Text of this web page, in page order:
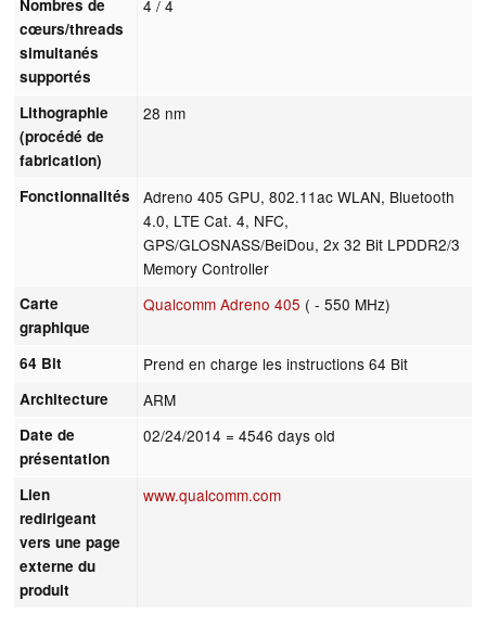
Nombres de
cœurs/threads
simultanés
supportés
4 / 4
Lithographie
(procédé de
fabrication)
28 nm
Fonctionnalités
Adreno 405 GPU, 802.11ac WLAN, Bluetooth
4.0, LTE Cat. 4, NFC,
GPS/GLOSNASS/BeiDou, 2x 32 Bit LPDDR2/3
Memory Controller
Carte
graphique
Qualcomm Adreno 405 ( - 550 MHz)
64 Bit Prend en charge les instructions 64 Bit
Architecture ARM
Date de
présentation
02/24/2014 = 4546 days old
Lien
redirigeant
vers une page
externe du
produit
www.qualcomm.com